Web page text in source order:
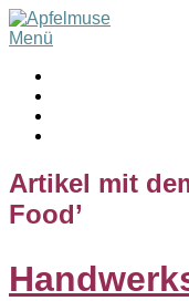
Menü
Artikel mit
Food’